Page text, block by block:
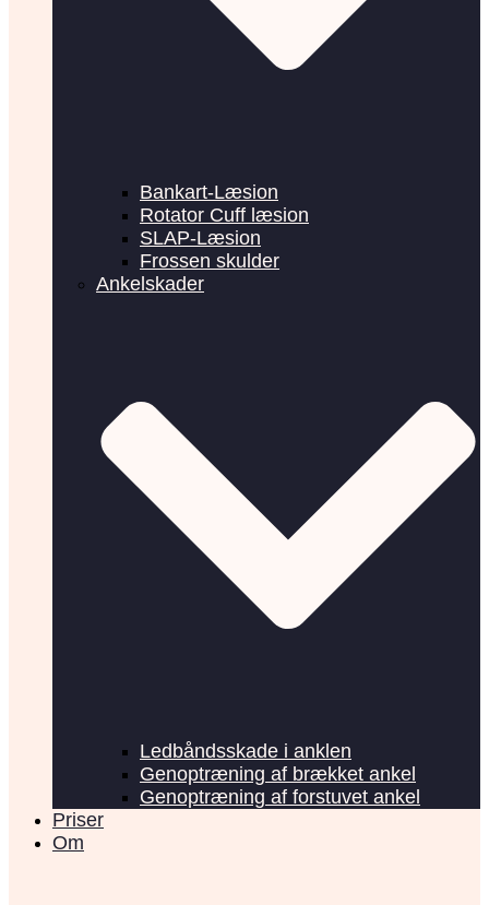
Bankart-Læsion
Rotator Cuff læsion
SLAP-Læsion
Frossen skulder
Ankelskader
Ledbåndsskade i anklen
Genoptræning af brækket ankel
Genoptræning af forstuvet ankel
Priser
Om